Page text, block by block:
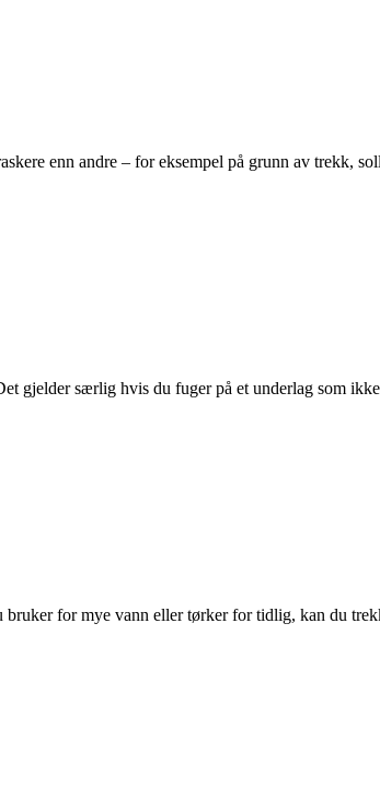
enn andre – for eksempel på grunn av trekk,
gjelder særlig hvis du fuger på et underlag som
for mye vann eller tørker for tidlig, kan du